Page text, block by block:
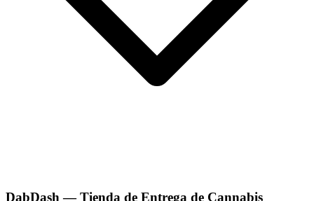
DabDash — Tienda de Entrega de Cannabis